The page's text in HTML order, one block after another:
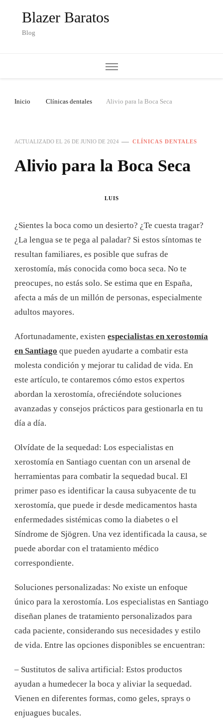
Blazer Baratos
Blog
Inicio Clínicas dentales Alivio para la Boca Seca
ACTUALIZADO EL 26 DE JUNIO DE 2024 CLÍNICAS DENTALES
Alivio para la Boca Seca
LUIS
¿Sientes la boca como un desierto? ¿Te cuesta tragar?
¿La lengua se te pega al paladar? Si estos síntomas te
resultan familiares, es posible que sufras de
xerostomía, más conocida como boca seca. No te
preocupes, no estás solo. Se estima que en España,
afecta a más de un millón de personas, especialmente
adultos mayores.
Afortunadamente, existen especialistas en xerostomía
en Santiago que pueden ayudarte a combatir esta
molesta condición y mejorar tu calidad de vida. En
este artículo, te contaremos cómo estos expertos
abordan la xerostomía, ofreciéndote soluciones
avanzadas y consejos prácticos para gestionarla en tu
día a día.
Olvídate de la sequedad: Los especialistas en
xerostomía en Santiago cuentan con un arsenal de
herramientas para combatir la sequedad bucal. El
primer paso es identificar la causa subyacente de tu
xerostomía, que puede ir desde medicamentos hasta
enfermedades sistémicas como la diabetes o el
Síndrome de Sjögren. Una vez identificada la causa, se
puede abordar con el tratamiento médico
correspondiente.
Soluciones personalizadas: No existe un enfoque
único para la xerostomía. Los especialistas en Santiago
diseñan planes de tratamiento personalizados para
cada paciente, considerando sus necesidades y estilo
de vida. Entre las opciones disponibles se encuentran:
– Sustitutos de saliva artificial: Estos productos
ayudan a humedecer la boca y aliviar la sequedad.
Vienen en diferentes formas, como geles, sprays o
enjuagues bucales.